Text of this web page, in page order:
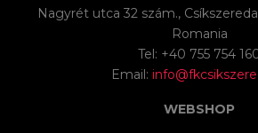
Nagyrét utca 32 szám.,
Romania
Tel: +40 755 754
Email:
WEBSHOP